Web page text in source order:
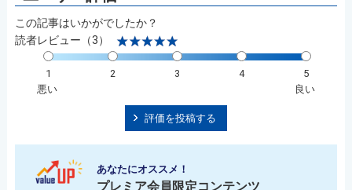
この記事はいかがでしたか？
読者レビュー（3）
1 2 3 4
5
悪い
良い
評価を投稿する
あなたにオススメ！
プレミア会員限定コンテンツ